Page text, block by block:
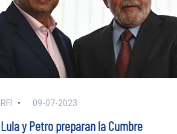
RFI 09-07-2023
Lula y Petro preparan la Cumbre